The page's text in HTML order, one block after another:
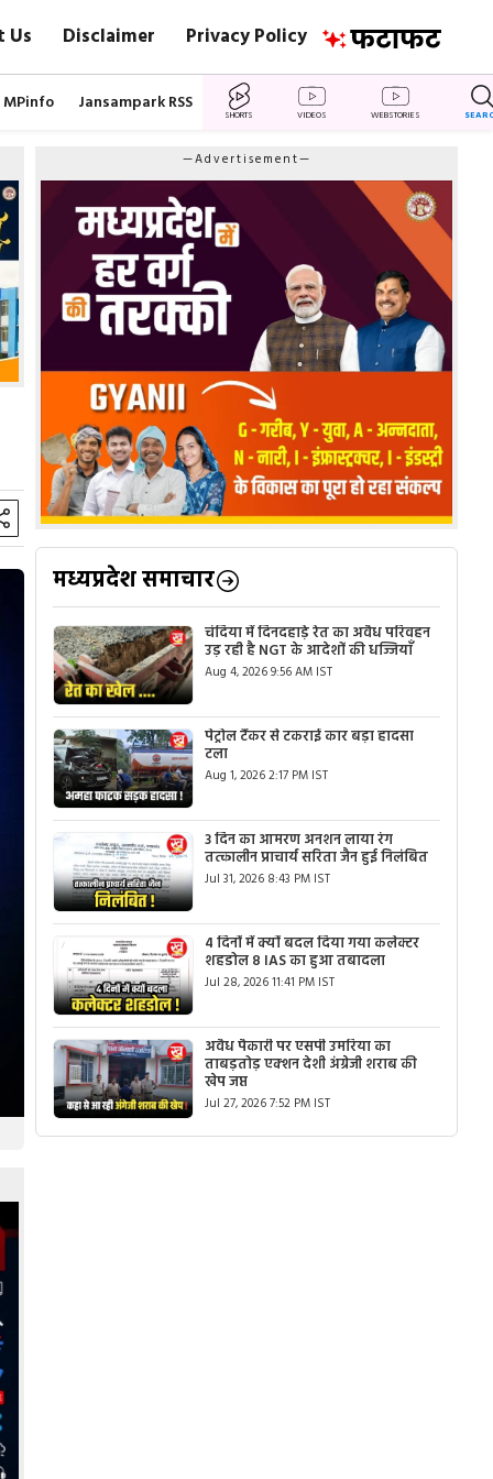
Us Disclaimer Privacy Policy
MPinfo Jansampark RSS
SHORTS VIDEOS WEBSTORIES
—Advertisement—
मध्यप्रदेश समाचार
चंदिया में दिनदहाड़े रेत का अवैध परिवहन
उड़ रही है NGT के आदेशों की धज्जियाँ
Aug 4, 2026 9:56 AM IST
पेट्रोल टैंकर से टकराई कार बड़ा हादसा
टला
Aug 1, 2026 2:17 PM IST
3 दिन का आमरण अनशन लाया रंग
तत्कालीन प्राचार्य सरिता जैन हुई निलंबित
Jul 31, 2026 8:43 PM IST
4 दिनों में क्यों बदल दिया गया कलेक्टर
शहडोल 8 IAS का हुआ तबादला
Jul 28, 2026 11:41 PM IST
अवैध पैकारी पर एसपी उमरिया का
ताबड़तोड़ एक्शन देशी अंग्रेजी शराब की
खेप जप्त
Jul 27, 2026 7:52 PM IST